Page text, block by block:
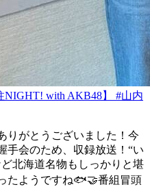
NIGHT! with AKB48】 #山内
りがとうございました！今
手会のため、収録放送！“い
北海道名物もしっかりと堪
たようですね🐟🤝番組冒頭